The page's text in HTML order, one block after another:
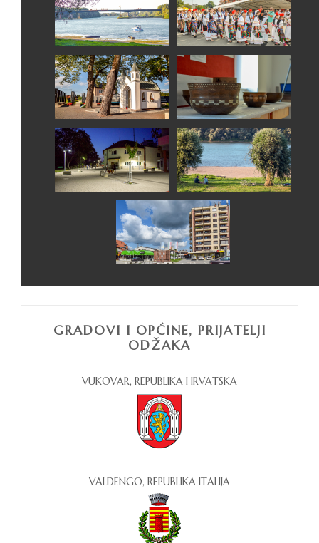
GRADOVI I OPĆINE, PRIJATELJI
ODŽAKA
VUKOVAR, REPUBLIKA HRVATSKA
VALDENGO, REPUBLIKA ITALIJA